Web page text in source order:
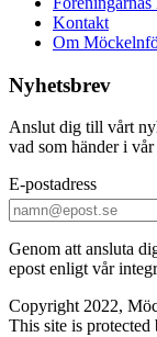
Kontakt
Om
Nyhetsbrev
Anslut dig till vårt
vad som händer i
E-postadress
Genom att ansluta
epost enligt vår
Copyright 2022,
This site is